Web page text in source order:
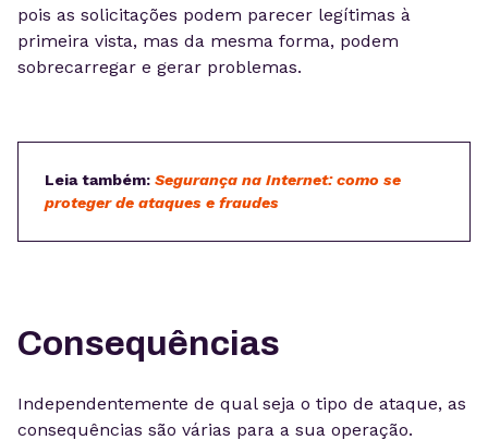
pois as solicitações podem parecer legítimas à
primeira vista, mas da mesma forma, podem
sobrecarregar e gerar problemas.
Leia também: Segurança na Internet: como se
proteger de ataques e fraudes
Consequências
Independentemente de qual seja o tipo de ataque, as
consequências são várias para a sua operação.